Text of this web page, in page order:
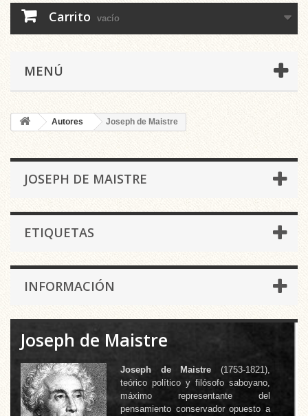
Carrito vacío
MENÚ
Autores Joseph de Maistre
JOSEPH DE MAISTRE
ETIQUETAS
INFORMACIÓN
Joseph de Maistre
Joseph de Maistre (1753-1821),
teórico político y filósofo saboyano,
máximo representante del
pensamiento conservador opuesto a